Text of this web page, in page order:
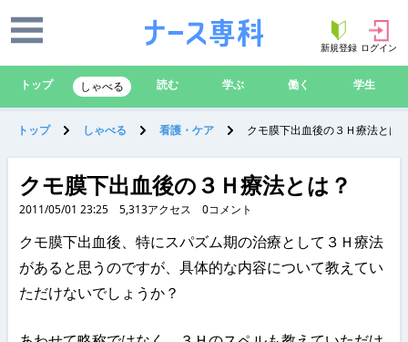
新規登録 ログイン
トップ しゃべる 読む 学ぶ 働く 学生
トップ しゃべる 看護・ケア クモ膜下出血後の３Ｈ療法とは
クモ膜下出血後の３Ｈ療法とは？
2011/05/01 23:25 5,313アクセス 0コメント
クモ膜下出血後、特にスパズム期の治療として３Ｈ療法
があると思うのですが、具体的な内容について教えてい
ただけないでしょうか？